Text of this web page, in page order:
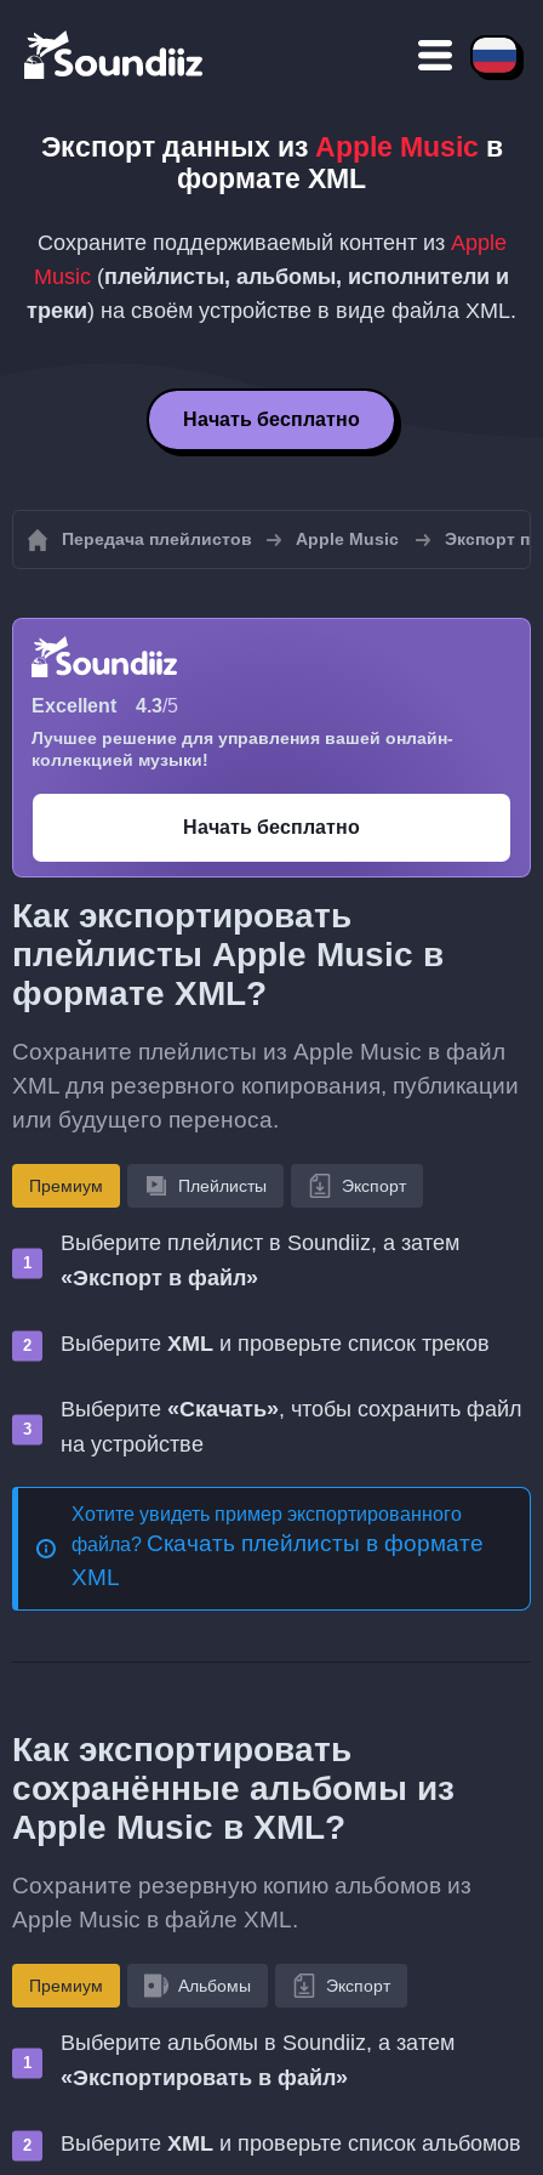
Экспорт данных из Apple Music в
формате XML
Сохраните поддерживаемый контент из Apple
Music (плейлисты, альбомы, исполнители и
треки) на своём устройстве в виде файла XML.
Начать бесплатно
Передача плейлистов Apple Music Экспорт
Excellent 4.3/5
Лучшее решение для управления вашей онлайн-
коллекцией музыки!
Начать бесплатно
Как экспортировать
плейлисты Apple Music в
формате XML?
Сохраните плейлисты из Apple Music в файл
XML для резервного копирования, публикации
или будущего переноса.
Премиум Плейлисты Экспорт
Выберите плейлист в Soundiiz, а затем
«Экспорт в файл»
Выберите XML и проверьте список треков
Выберите «Скачать», чтобы сохранить файл
на устройстве
Хотите увидеть пример экспортированного
файла? Скачать плейлисты в формате
XML
Как экспортировать
сохранённые альбомы из
Apple Music в XML?
Сохраните резервную копию альбомов из
Apple Music в файле XML.
Премиум Альбомы Экспорт
Выберите альбомы в Soundiiz, а затем
«Экспортировать в файл»
Выберите XML и проверьте список альбомов